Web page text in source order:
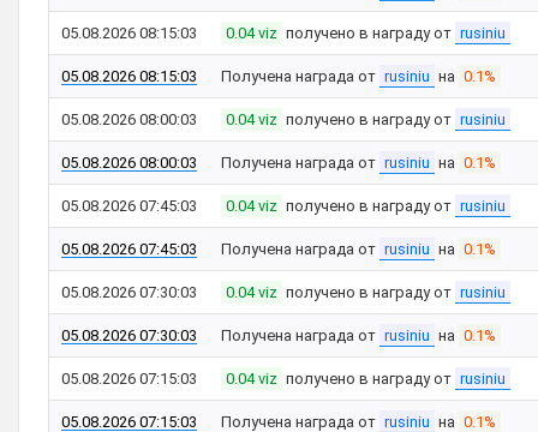
05.08.2026 08:15:03 0.04 viz получено в награду от rusiniu
05.08.2026 08:15:03 Получена награда от rusiniu на 0.1%
05.08.2026 08:00:03 0.04 viz получено в награду от rusiniu
05.08.2026 08:00:03 Получена награда от rusiniu на 0.1%
05.08.2026 07:45:03 0.04 viz получено в награду от rusiniu
05.08.2026 07:45:03 Получена награда от rusiniu на 0.1%
05.08.2026 07:30:03 0.04 viz получено в награду от rusiniu
05.08.2026 07:30:03 Получена награда от rusiniu на 0.1%
05.08.2026 07:15:03 0.04 viz получено в награду от rusiniu
05.08.2026 07:15:03 Получена награда от rusiniu на 0.1%